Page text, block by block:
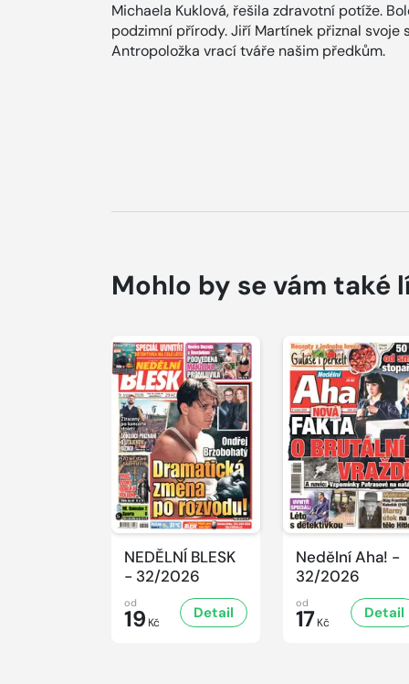
Michaela Kuklová, řešila zdravotní potíže.
podzimní přírody. Jiří Martínek přiznal
Antropoložka vrací tváře našim předkům.
Mohlo by se vám také
NEDĚLNÍ BLESK
- 32/2026
od
19 Kč
Detail
Nedělní Aha! -
32/2026
od
17 Kč
Detail